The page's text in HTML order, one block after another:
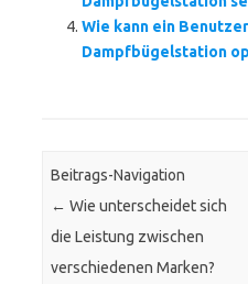
Wie kann ein
Dampfbügelstation
Beitrags-Navigation
← Wie unterscheidet sich
die Leistung zwischen
verschiedenen Marken?